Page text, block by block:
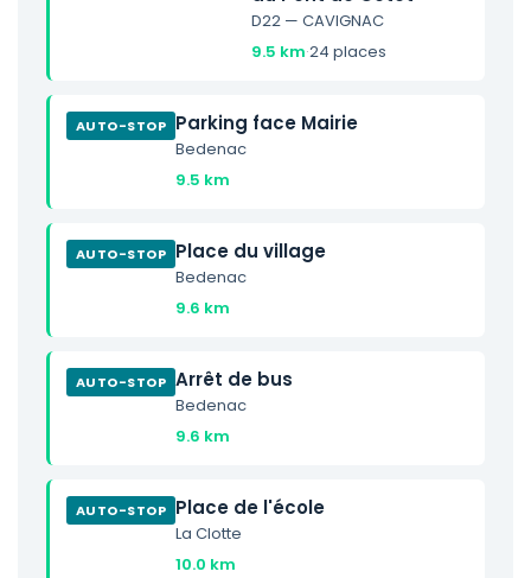
D22 — CAVIGNAC
9.5 km·24 places
AUTO-STOP Parking face Mairie
Bedenac
9.5 km
AUTO-STOP Place du village
Bedenac
9.6 km
AUTO-STOP Arrêt de bus
Bedenac
9.6 km
AUTO-STOP Place de l'école
La Clotte
10.0 km